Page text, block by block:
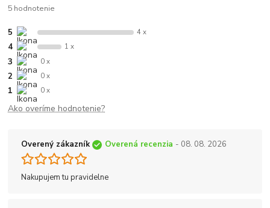
5 hodnotenie
5 4 x
4 1 x
3 0 x
2 0 x
1 0 x
Ako overíme hodnotenie?
Overený zákazník Overená recenzia - 08. 08. 2026
Nakupujem tu pravidelne